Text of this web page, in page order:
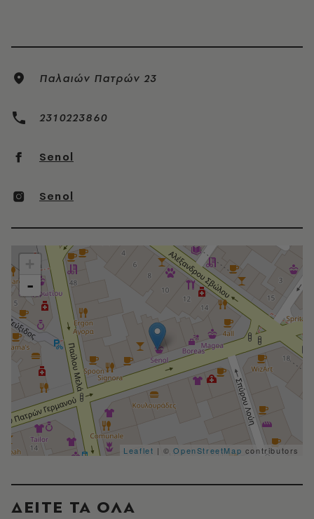
Παλαιών Πατρών 23
2310223860
Senol
Senol
-
Leaflet | ©OpenStreetMap contributors
ΔΕΙΤΕ ΤΑ ΟΛΑ